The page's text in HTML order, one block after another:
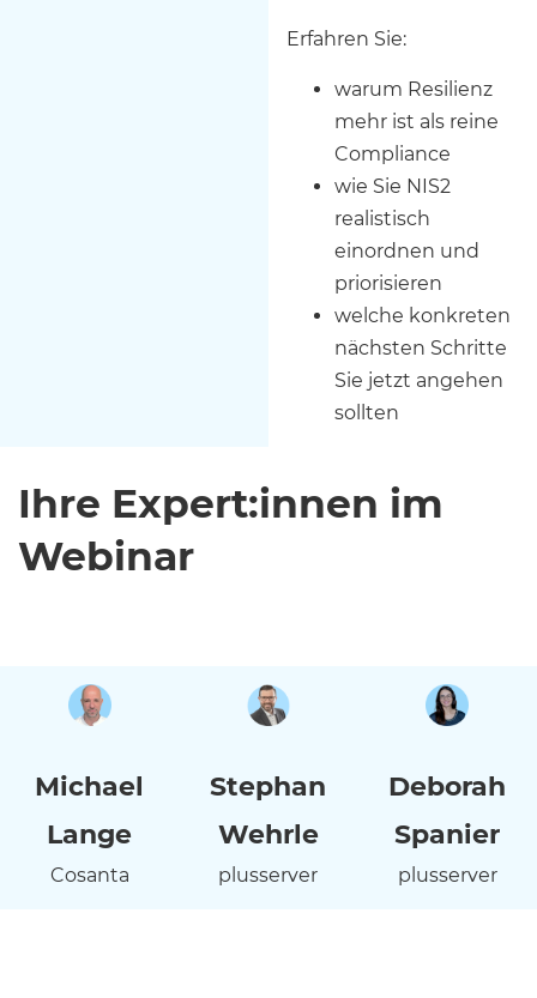
Erfahren Sie:
warum Resilienz
mehr ist als reine
Compliance
wie Sie NIS2
realistisch
einordnen und
priorisieren
welche konkreten
nächsten Schritte
Sie jetzt angehen
sollten
Ihre Expert:innen im
Webinar
Michael
Lange
Cosanta
Stephan
Wehrle
plusserver
Deborah
Spanier
plusserver